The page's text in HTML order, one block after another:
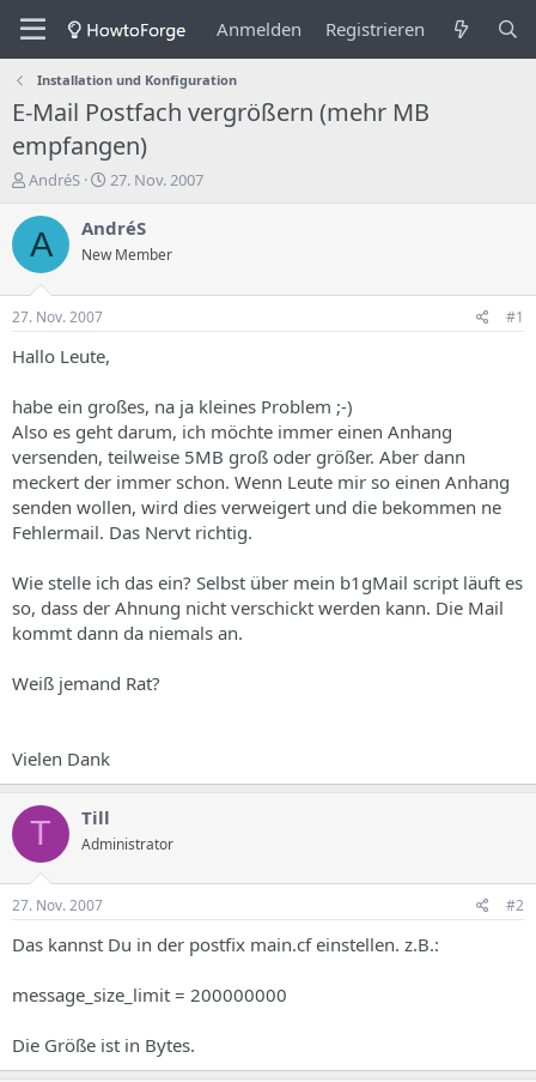
Anmelden Registrieren
Installation und Konfiguration
E-Mail Postfach vergrößern (mehr MB
empfangen)
E
s
t
e
l
e
r
s
T
h
e
m
a
s
AndréS
E
s
e
d
a
t
u
m
27. Nov. 2007
A AndréS
New Member
27. Nov. 2007 #1
Hallo Leute,
habe ein großes, na ja kleines Problem ;-)
Also es geht darum, ich möchte immer einen Anhang
versenden, teilweise 5MB groß oder größer. Aber dann
meckert der immer schon. Wenn Leute mir so einen Anhang
senden wollen, wird dies verweigert und die bekommen ne
Fehlermail. Das Nervt richtig.
Wie stelle ich das ein? Selbst über mein b1gMail script läuft es
so, dass der Ahnung nicht verschickt werden kann. Die Mail
kommt dann da niemals an.
Weiß jemand Rat?
Vielen Dank
T Till
Administrator
27. Nov. 2007 #2
Das kannst Du in der postfix main.cf einstellen. z.B.:
message_size_limit = 200000000
Die Größe ist in Bytes.